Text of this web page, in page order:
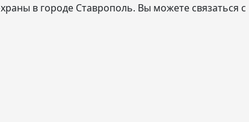
в городе Ставрополь. Вы можете связаться с